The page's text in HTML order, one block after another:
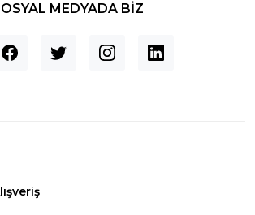
MEDYADA BİZ